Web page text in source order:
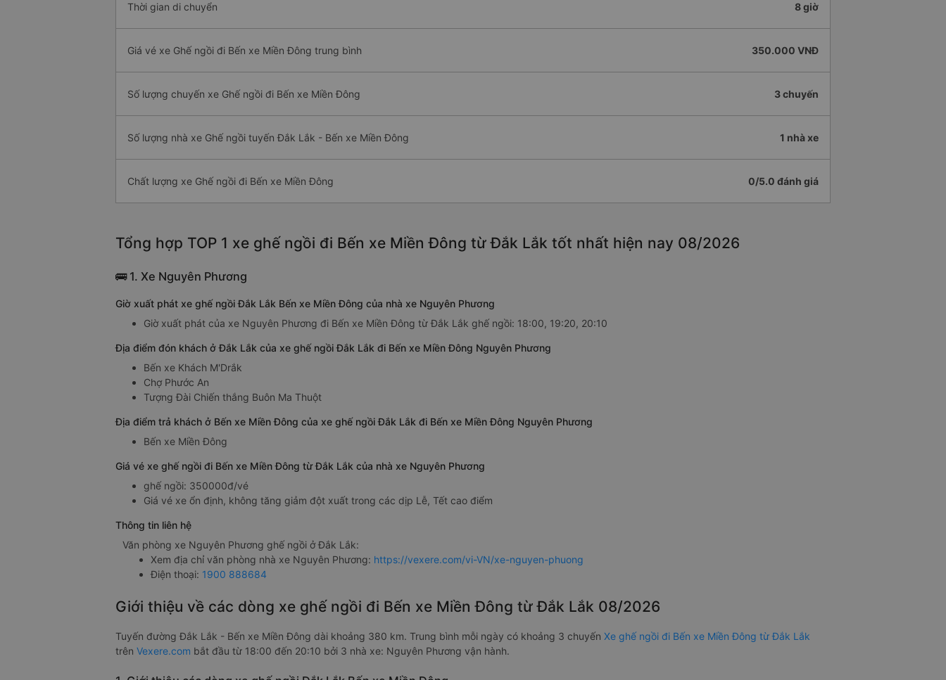
Thời gian di chuyển 8 giờ
Giá vé xe Ghế ngồi đi Bến xe Miền Đông trung bình 350.000 VNĐ
Số lượng chuyến xe Ghế ngồi đi Bến xe Miền Đông 3 chuyến
Số lượng nhà xe Ghế ngồi tuyến Đắk Lắk - Bến xe Miền Đông 1 nhà xe
Chất lượng xe Ghế ngồi đi Bến xe Miền Đông 0/5.0 đánh giá
Tổng hợp TOP 1 xe ghế ngồi đi Bến xe Miền Đông từ Đắk Lắk tốt nhất hiện nay 08/2026
🚌 1. Xe Nguyên Phương
Giờ xuất phát xe ghế ngồi Đắk Lắk Bến xe Miền Đông của nhà xe Nguyên Phương
Giờ xuất phát của xe Nguyên Phương đi Bến xe Miền Đông từ Đắk Lắk ghế ngồi: 18:00, 19:20, 20:10
Địa điểm đón khách ở Đắk Lắk của xe ghế ngồi Đắk Lắk đi Bến xe Miền Đông Nguyên Phương
Bến xe Khách M'Drắk
Chợ Phước An
Tượng Đài Chiến thắng Buôn Ma Thuột
Địa điểm trả khách ở Bến xe Miền Đông của xe ghế ngồi Đắk Lắk đi Bến xe Miền Đông Nguyên Phương
Bến xe Miền Đông
Giá vé xe ghế ngồi đi Bến xe Miền Đông từ Đắk Lắk của nhà xe Nguyên Phương
ghế ngồi: 350000đ/vé
Giá vé xe ổn định, không tăng giảm đột xuất trong các dịp Lễ, Tết cao điểm
Thông tin liên hệ
Văn phòng xe Nguyên Phương ghế ngồi ở Đắk Lắk:
Xem địa chỉ văn phòng nhà xe Nguyên Phương: https://vexere.com/vi-VN/xe-nguyen-phuong
Điện thoại: 1900 888684
Giới thiệu về các dòng xe ghế ngồi đi Bến xe Miền Đông từ Đắk Lắk 08/2026
Tuyến đường Đắk Lắk - Bến xe Miền Đông dài khoảng 380 km. Trung bình mỗi ngày có khoảng 3 chuyến Xe ghế ngồi đi Bến xe Miền Đông từ Đắk Lắk
trên Vexere.com bắt đầu từ 18:00 đến 20:10 bởi 3 nhà xe: Nguyên Phương vận hành.